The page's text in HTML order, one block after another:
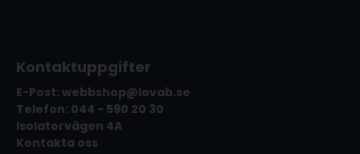
Kontaktuppgifter
E-Post: webbshop@lovab.se
Telefon: 044 - 590 20 30
Isolatorvägen 4A
Kontakta oss